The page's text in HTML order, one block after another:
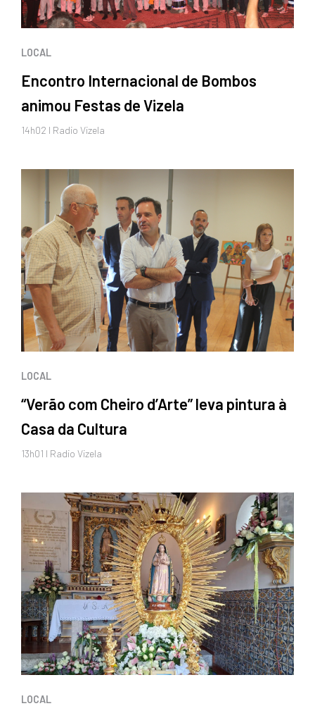
LOCAL
Encontro Internacional de Bombos
animou Festas de Vizela
14h02 I Radio Vizela
LOCAL
“Verão com Cheiro d’Arte” leva pintura à
Casa da Cultura
13h01 I Radio Vizela
LOCAL